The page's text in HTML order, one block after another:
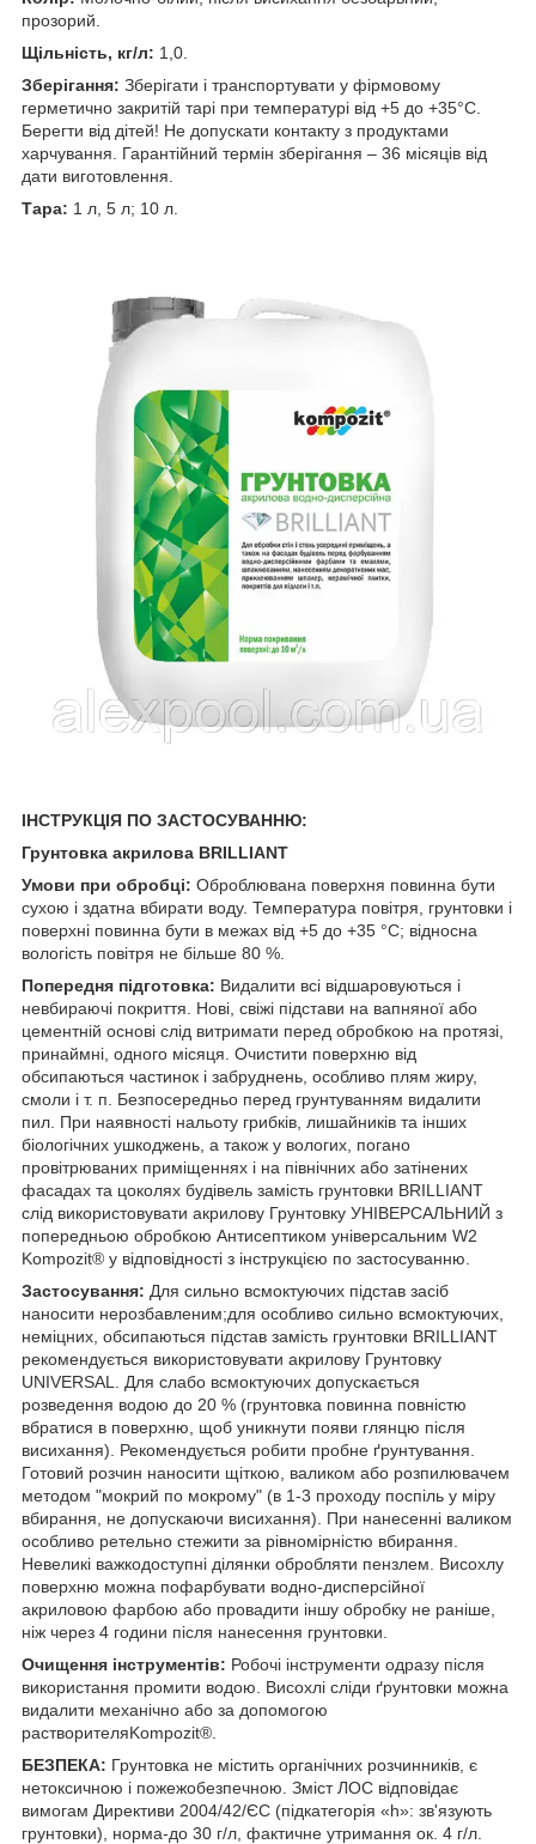
прозорий.
Щільність, кг/л: 1,0.
Зберігання: Зберігати і транспортувати у фірмовому
герметично закритій тарі при температурі від +5 до +35°С.
Берегти від дітей! Не допускати контакту з продуктами
харчування. Гарантійний термін зберігання – 36 місяців від
дати виготовлення.
Тара: 1 л, 5 л; 10 л.
ІНСТРУКЦІЯ ПО ЗАСТОСУВАННЮ:
Грунтовка акрилова BRILLIANT
Умови при обробці: Оброблювана поверхня повинна бути
сухою і здатна вбирати воду. Температура повітря, грунтовки і
поверхні повинна бути в межах від +5 до +35 °С; відносна
вологість повітря не більше 80 %.
Попередня підготовка: Видалити всі відшаровуються і
невбираючі покриття. Нові, свіжі підстави на вапняної або
цементній основі слід витримати перед обробкою на протязі,
принаймні, одного місяця. Очистити поверхню від
обсипаються частинок і забруднень, особливо плям жиру,
смоли і т. п. Безпосередньо перед грунтуванням видалити
пил. При наявності нальоту грибків, лишайників та інших
біологічних ушкоджень, а також у вологих, погано
провітрюваних приміщеннях і на північних або затінених
фасадах та цоколях будівель замість грунтовки BRILLIANT
слід використовувати акрилову Грунтовку УНІВЕРСАЛЬНИЙ з
попередньою обробкою Антисептиком універсальним W2
Kompozit® у відповідності з інструкцією по застосуванню.
Застосування: Для сильно всмоктуючих підстав засіб
наносити нерозбавленим;для особливо сильно всмоктуючих,
неміцних, обсипаються підстав замість грунтовки BRILLIANT
рекомендується використовувати акрилову Грунтовку
UNIVERSAL. Для слабо всмоктуючих допускається
розведення водою до 20 % (грунтовка повинна повністю
вбратися в поверхню, щоб уникнути появи глянцю після
висихання). Рекомендується робити пробне ґрунтування.
Готовий розчин наносити щіткою, валиком або розпилювачем
методом "мокрий по мокрому" (в 1-3 проходу поспіль у міру
вбирання, не допускаючи висихання). При нанесенні валиком
особливо ретельно стежити за рівномірністю вбирання.
Невеликі важкодоступні ділянки обробляти пензлем. Висохлу
поверхню можна пофарбувати водно-дисперсійної
акриловою фарбою або провадити іншу обробку не раніше,
ніж через 4 години після нанесення грунтовки.
Очищення інструментів: Робочі інструменти одразу після
використання промити водою. Висохлі сліди ґрунтовки можна
видалити механічно або за допомогою
растворителяKompozit®.
БЕЗПЕКА: Грунтовка не містить органічних розчинників, є
нетоксичною і пожежобезпечною. Зміст ЛОС відповідає
вимогам Директиви 2004/42/ЄС (підкатегорія «h»: зв'язують
грунтовки), норма-до 30 г/л, фактичне утримання ок. 4 г/л.